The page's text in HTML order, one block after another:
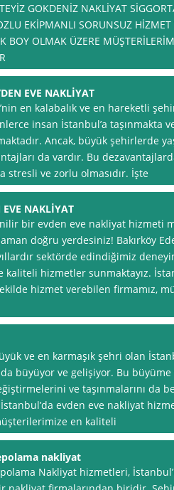
GOKDENİZ NAKLİYAT
EKİPMANLI SORUNSUZ HİZMET
BOY OLMAK ÜZERE
EVE NAKLİYAT
en kalabalık ve en hareketli
insan İstanbul’a taşınmakta
Ancak, büyük şehirlerde
da vardır. Bu
stresli ve zorlu olmasıdır. İşte
EVE NAKLİYAT
bir evden eve nakliyat hizmeti
doğru yerdesiniz! Bakırköy
sektörde edindiğimiz
hizmetler sunmaktayız.
hizmet verebilen firmamız,
ve en karmaşık şehri olan
büyüyor ve gelişiyor. Bu büyüme
ve taşınmalarını da
evden eve nakliyat
en kaliteli
nakliyat
Nakliyat hizmetleri,